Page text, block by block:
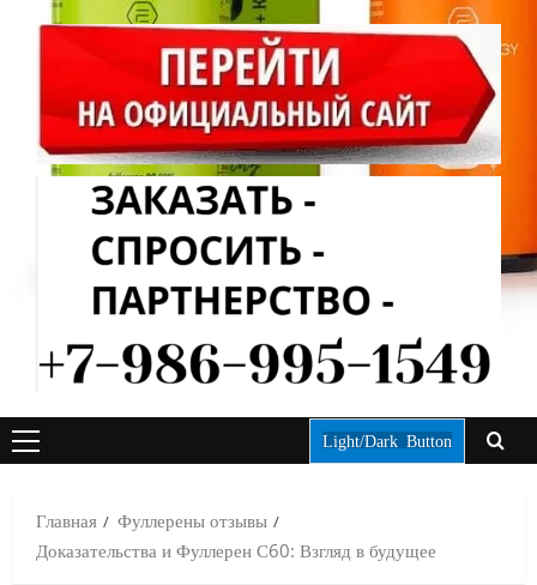
ОСНОВНОЕ
Light/Dark Button
Главная
Фуллерены отзывы
Доказательства и Фуллерен С60: Взгляд в будущее